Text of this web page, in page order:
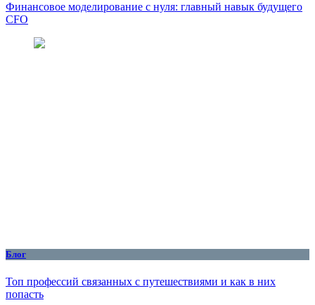
Финансовое моделирование с нуля: главный навык будущего
CFO
Блог
Топ профессий связанных с путешествиями и как в них
попасть